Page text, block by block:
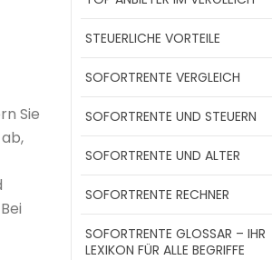
Sie
STEUERLICHE VORTEILE
SOFORTRENTE VERGLEICH
SOFORTRENTE UND STEUERN
SOFORTRENTE UND ALTER
SOFORTRENTE RECHNER
SOFORTRENTE GLOSSAR – IHR
LEXIKON FÜR ALLE BEGRIFFE